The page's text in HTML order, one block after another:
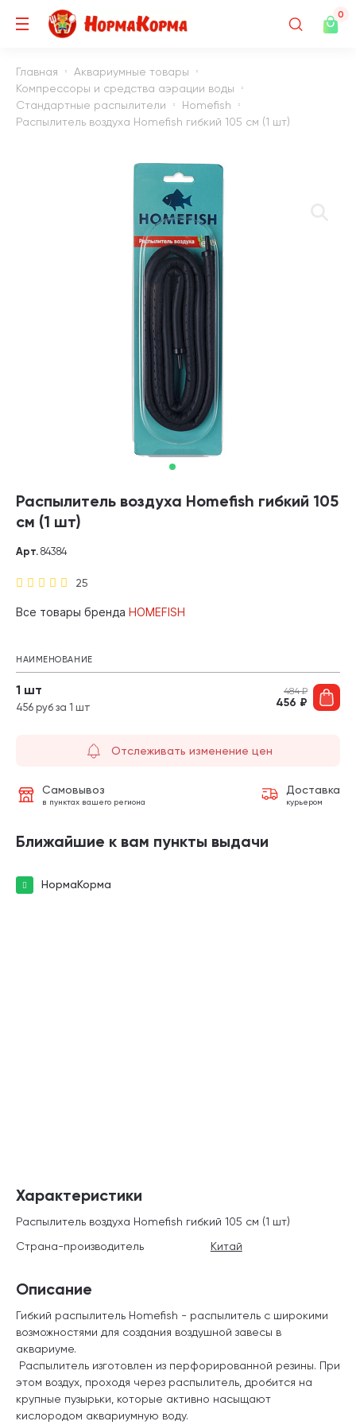
0
Главная
Аквариумные товары
Компрессоры и средства аэрации воды
Стандартные распылители
Homefish
Распылитель воздуха Homefish гибкий 105 см (1 шт)
Распылитель воздуха Homefish гибкий 105
см (1 шт)
25
Арт. 84384
Все товары бренда HOMEFISH
НАИМЕНОВАНИЕ
1 шт
456 руб за 1 шт
484₽
456 ₽
Отслеживать изменение цен
Самовывоз
в пунктах вашего региона
Доставка
курьером
Ближайшие к вам пункты выдачи
НормаКорма
Описание
Гибкий распылитель Homefish - распылитель с широкими
возможностями для создания воздушной завесы в
аквариуме.
Распылитель изготовлен из перфорированной резины. При
этом воздух, проходя через распылитель, дробится на
крупные пузырьки, которые активно насыщают
кислородом аквариумную воду.
Характеристики
Распылитель воздуха Homefish гибкий 105 см (1 шт)
Страна-производитель
Китай